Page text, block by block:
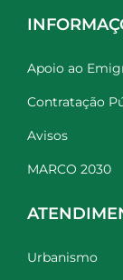
Apoio ao
Contratação
Avisos
MARCO 2030
Urbanismo